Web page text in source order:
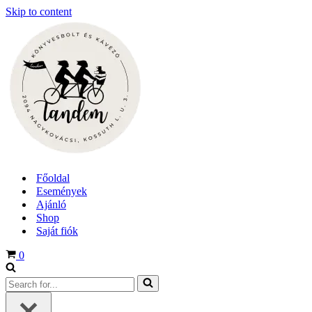
Skip to content
Főoldal
Események
Ajánló
Shop
Saját fiók
Cart
0
Search
for...